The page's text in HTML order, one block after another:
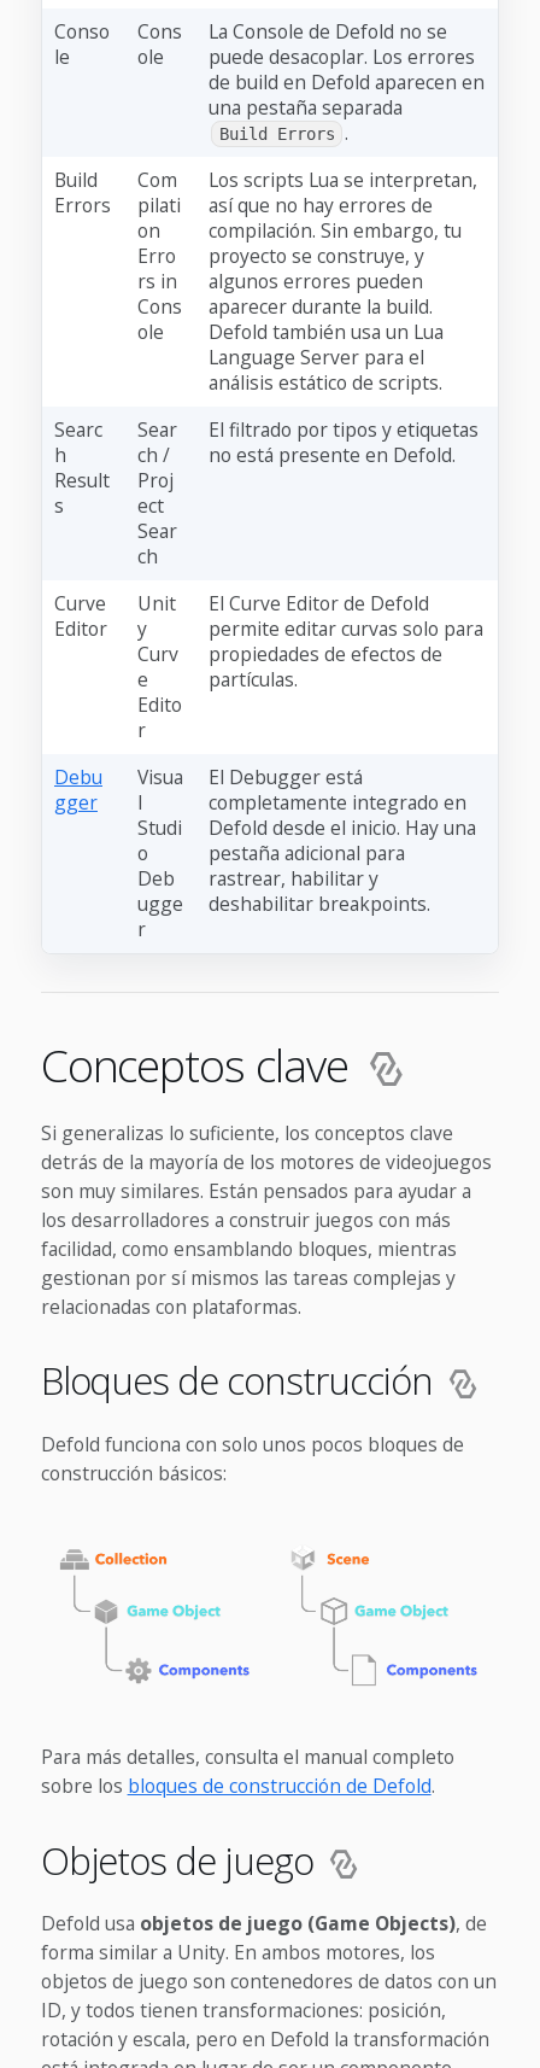
Conso
le
Cons
ole
La Console de Defold no se
puede desacoplar. Los errores
de build en Defold aparecen en
una pestaña separada
Build Errors .
Build
Errors
Com
pilati
on
Erro
rs in
Cons
ole
Los scripts Lua se interpretan,
así que no hay errores de
compilación. Sin embargo, tu
proyecto se construye, y
algunos errores pueden
aparecer durante la build.
Defold también usa un Lua
Language Server para el
análisis estático de scripts.
Searc
h
Result
s
Sear
ch /
Proj
ect
Sear
ch
El filtrado por tipos y etiquetas
no está presente en Defold.
Curve
Editor
Unit
y
Curv
e
Edito
r
El Curve Editor de Defold
permite editar curvas solo para
propiedades de efectos de
partículas.
Debu
gger
Visua
l
Studi
o
Deb
ugge
r
El Debugger está
completamente integrado en
Defold desde el inicio. Hay una
pestaña adicional para
rastrear, habilitar y
deshabilitar breakpoints.
Conceptos clave
Si generalizas lo suficiente, los conceptos clave
detrás de la mayoría de los motores de videojuegos
son muy similares. Están pensados para ayudar a
los desarrolladores a construir juegos con más
facilidad, como ensamblando bloques, mientras
gestionan por sí mismos las tareas complejas y
relacionadas con plataformas.
Bloques de construcción
Defold funciona con solo unos pocos bloques de
construcción básicos:
Para más detalles, consulta el manual completo
sobre los bloques de construcción de Defold.
Objetos de juego
Defold usa objetos de juego (Game Objects), de
forma similar a Unity. En ambos motores, los
objetos de juego son contenedores de datos con un
ID, y todos tienen transformaciones: posición,
rotación y escala, pero en Defold la transformación